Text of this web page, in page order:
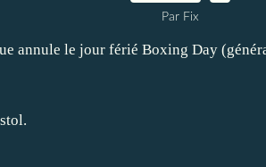
Par Fix
annule le jour férié Boxing Day